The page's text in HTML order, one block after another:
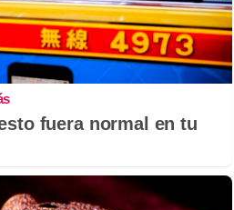
fuera normal en tu